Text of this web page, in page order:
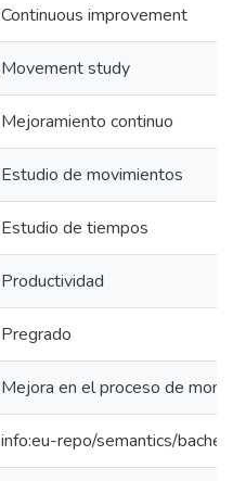
Continuous improvement
Movement study
Mejoramiento continuo
Estudio de movimientos
Estudio de tiempos
Productividad
Pregrado
Mejora en el proceso de
info:eu-repo/semantics/